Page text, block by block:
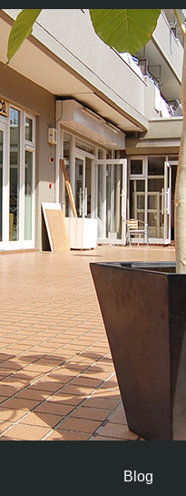
Blog